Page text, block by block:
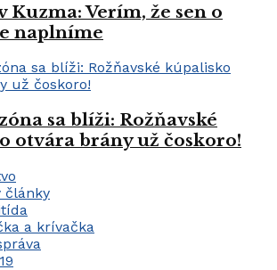
Kuzma: Verím, že sen o
naplníme
sa blíži: Rožňavské
otvára brány už čoskoro!
články
a krívačka